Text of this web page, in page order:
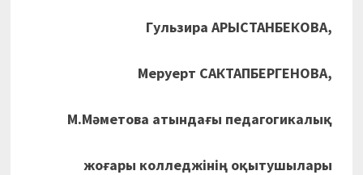
Гульзира АРЫСТАНБЕКОВА,
Меруерт САКТАПБЕРГЕНОВА,
М.Мәметова атындағы педагогикалық
жоғары колледжінің оқытушылары